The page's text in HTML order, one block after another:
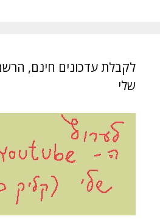
לקבלת עדכונים חינם,
שלי